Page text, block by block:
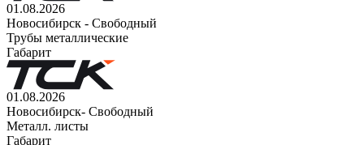
01.08.2026
Новосибирск - Свободный
Трубы металлические
Габарит
01.08.2026
Новосибирск- Свободный
Металл. листы
Габарит